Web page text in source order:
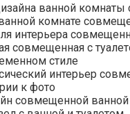
ванной комнаты
комнате
интерьера
совмещенная с
стиле
интерьер
к фото
совмещенной